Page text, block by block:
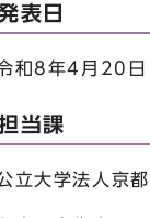
表日
和8年4月20日
当課
立大学法人京